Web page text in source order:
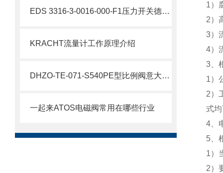
EDS 3316-3-0016-000-F1压力开关德国HYDAC贺德克产品介绍
KRACHT流量计工作原理介绍
DHZO-TE-071-S540PE型比例阀意大利ATOS
一起来ATOS电磁阀常用在哪些行业
1）
2）
3）
4）
3、
1）
2）
式
4、
5、
1）
2）